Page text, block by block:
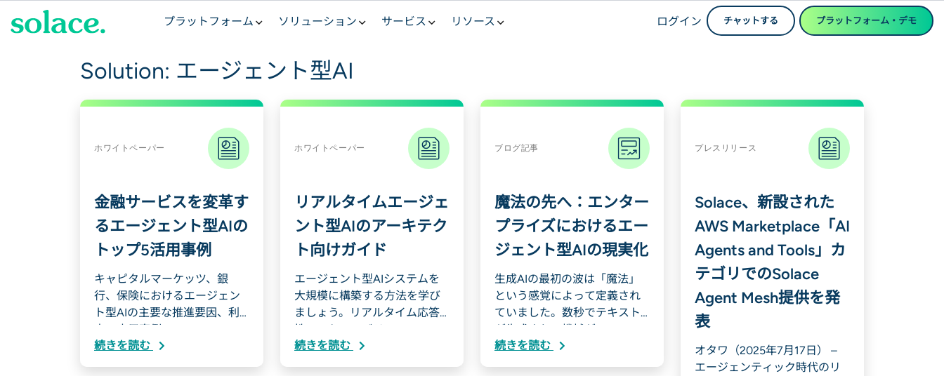
キ
プラットフォーム ソリューション サービス リソース ログイン チャットする プラットフォーム・デモ
Solution: エージェント型AI
ホワイトペーパー
金融サービスを変革す
るエージェント型AIの
トップ5活用事例
キャピタルマーケッツ、銀
行、保険におけるエージェン
ト型AIの主要な推進要因、利
点、応用事例、…
続きを読む
ホワイトペーパー
リアルタイムエージェ
ント型AIのアーキテク
ト向けガイド
エージェント型AIシステムを
大規模に構築する方法を学び
ましょう。リアルタイム応答
性、スケーラビリティ、…
続きを読む
ブログ記事
魔法の先へ：エンター
プライズにおけるエー
ジェント型AIの現実化
生成AIの最初の波は「魔法」
という感覚によって定義され
ていました。数秒でテキスト
が生成され、機械が...
続きを読む
プレスリリース
Solace、新設された
AWS Marketplace「AI
Agents and Tools」カ
テゴリでのSolace
Agent Mesh提供を発
表
オタワ（2025年7月17日） –
エージェンティック時代のリ